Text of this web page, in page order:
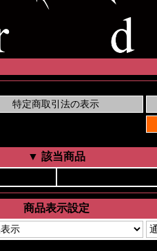
▼ 該当商品
商品表示設定